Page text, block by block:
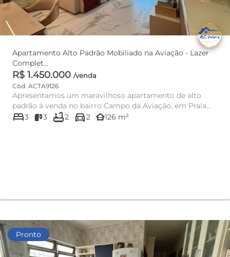
Apartamento Alto Padrão Mobiliado na Aviação - Lazer
Complet...
R$ 1.450.000 /venda
Cód: ACTA9126
Apresentamos um maravilhoso apartamento de alto
padrão à venda no bairro Campo da Aviação, em Praia
Grande, SP. Maravil...
bed3 3 bathtub2 directions_car2 other_houses126 m²
Pronto